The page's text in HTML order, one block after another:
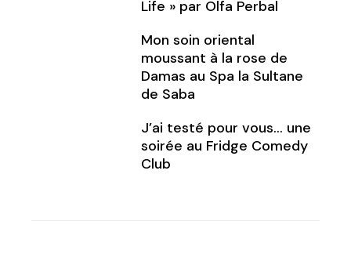
Life » par Olfa Perbal
Mon soin oriental
moussant à la rose de
Damas au Spa la Sultane
de Saba
J’ai testé pour vous… une
soirée au Fridge Comedy
Club